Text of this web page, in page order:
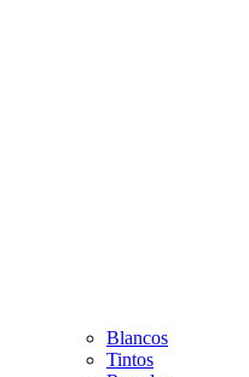
Blancos
Tintos